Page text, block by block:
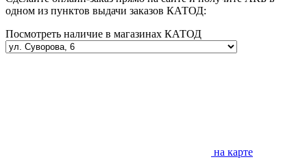
одном из пунктов выдачи заказов КАТОД:
Посмотреть наличие в магазинах КАТОД
на карте